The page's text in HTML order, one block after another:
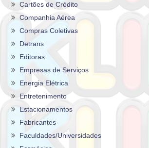
Cartões de Crédito
Companhia Aérea
Compras Coletivas
Detrans
Editoras
Empresas de Serviços
Energia Elétrica
Entretenimento
Estacionamentos
Fabricantes
Faculdades/Universidades